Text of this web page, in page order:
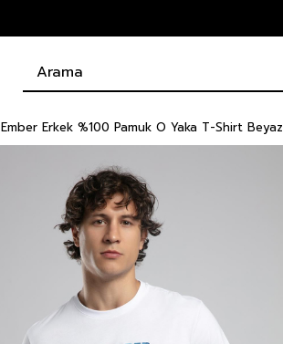
Ember Erkek %100 Pamuk O Yaka T-Shirt Beyaz